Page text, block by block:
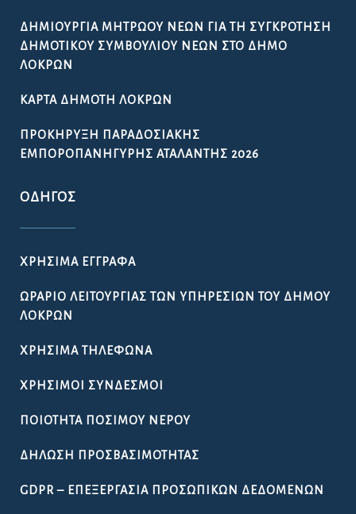
ΔΗΜΙΟΥΡΓΊΑ ΜΗΤΡΏΟΥ ΝΈΩΝ ΓΙΑ ΤΗ ΣΥΓΚΡΌΤΗΣΗ
ΔΗΜΟΤΙΚΟΎ ΣΥΜΒΟΥΛΊΟΥ ΝΈΩΝ ΣΤΟ ΔΉΜΟ
ΛΟΚΡΏΝ
ΚΆΡΤΑ ΔΗΜΌΤΗ ΛΟΚΡΏΝ
ΠΡΟΚΉΡΥΞΗ ΠΑΡΑΔΟΣΙΑΚΉΣ
ΕΜΠΟΡΟΠΑΝΉΓΥΡΗΣ ΑΤΑΛΆΝΤΗΣ 2026
ΟΔΗΓΌΣ
ΧΡΉΣΙΜΑ ΈΓΓΡΑΦΑ
ΩΡΆΡΙΟ ΛΕΙΤΟΥΡΓΊΑΣ ΤΩΝ ΥΠΗΡΕΣΙΏΝ ΤΟΥ ΔΉΜΟΥ
ΛΟΚΡΏΝ
ΧΡΉΣΙΜΑ ΤΗΛΈΦΩΝΑ
ΧΡΉΣΙΜΟΙ ΣΎΝΔΕΣΜΟΙ
ΠΟΙΌΤΗΤΑ ΠΌΣΙΜΟΥ ΝΕΡΟΎ
ΔΉΛΩΣΗ ΠΡΟΣΒΑΣΙΜΌΤΗΤΑΣ
GDPR – ΕΠΕΞΕΡΓΑΣΙΑ ΠΡΟΣΩΠΙΚΩΝ ΔΕΔΟΜΕΝΩΝ